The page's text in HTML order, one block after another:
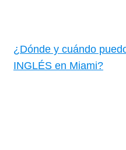
¿Dónde y cuándo
INGLÉS en Miami?